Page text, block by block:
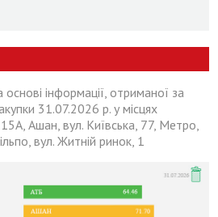
інформації, отриманої за
31.07.2026 р. у місцях
Ашан, вул. Київська, 77, Метро,
вул. Житній ринок, 1